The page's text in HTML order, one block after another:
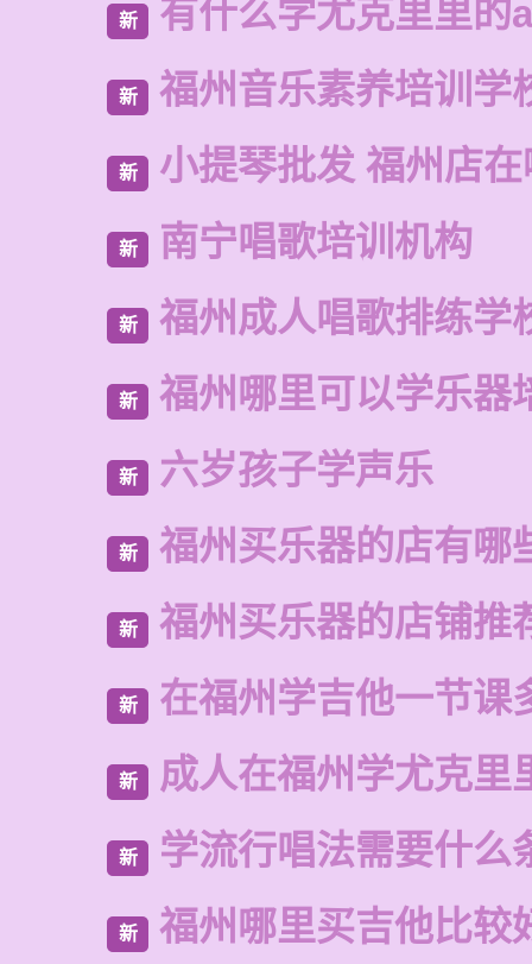
新 有什么学尤克里里的
新 福州音乐素养培训学
新 小提琴批发 福州店
新 南宁唱歌培训机构
新 福州成人唱歌排练学
新 福州哪里可以学乐器
新 六岁孩子学声乐
新 福州买乐器的店有哪
新 福州买乐器的店铺推
新 在福州学吉他一节课
新 成人在福州学尤克里
新 学流行唱法需要什么
新 福州哪里买吉他比较